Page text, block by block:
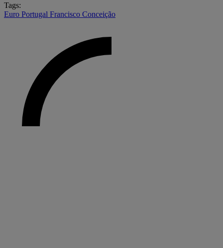
Tags:
Euro Portugal Francisco Conceição